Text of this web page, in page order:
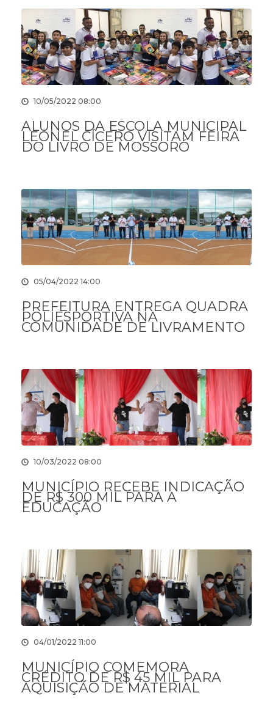
10/05/2022 08:00
ALUNOS DA ESCOLA MUNICIPAL
LEONEL CÍCERO VISITAM FEIRA
DO LIVRO DE MOSSORÓ
05/04/2022 14:00
PREFEITURA ENTREGA QUADRA
POLIESPORTIVA NA
COMUNIDADE DE LIVRAMENTO
10/03/2022 08:00
MUNICÍPIO RECEBE INDICAÇÃO
DE R$ 300 MIL PARA A
EDUCAÇÃO
04/01/2022 11:00
MUNICÍPIO COMEMORA
CRÉDITO DE R$ 45 MIL PARA
AQUISIÇÃO DE MATERIAL